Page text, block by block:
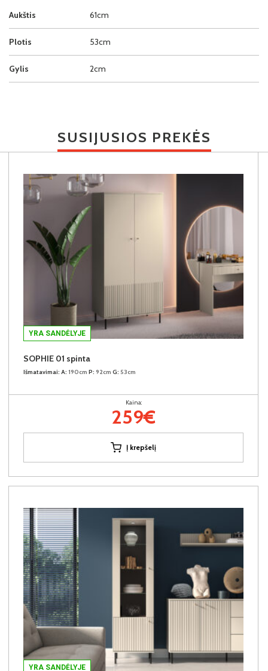
Aukštis 61cm
Plotis 53cm
Gylis 2cm
SUSIJUSIOS PREKĖS
YRA SANDĖLYJE
SOPHIE 01 spinta
Išmatavimai: A: 190cm P: 92cm G: 53cm
Kaina:
259€
Į krepšelį
YRA SANDĖLYJE